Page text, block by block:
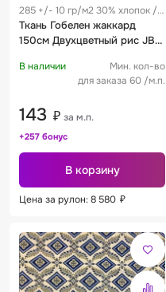
285 +/- 10 гр/м2 30% хлопок /
70% полиэстер 0.24 м
Ткань Гобелен жаккард
150см Двухцветный рис JB-
В наличии
Мин. кол-во
для заказа 60 /м.п.
143 ₽ за м.п.
+257 бонус
В корзину
Цена за рулон: 8 580 ₽